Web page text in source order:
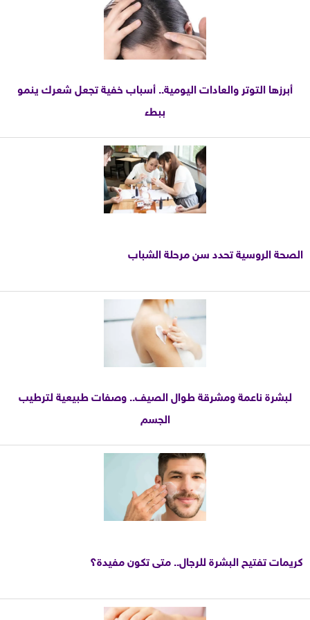
أبرزها التوتر والعادات اليومية.. أسباب خفية تجعل شعرك ينمو
ببطء
الصحة الروسية تحدد سن مرحلة الشباب
لبشرة ناعمة ومشرقة طوال الصيف.. وصفات طبيعية لترطيب
الجسم
كريمات تفتيح البشرة للرجال.. متى تكون مفيدة؟